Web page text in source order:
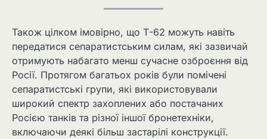
Також цілком імовірно, що Т-62 можуть навіть
передатися сепаратистським силам, які зазвичай
отримують набагато менш сучасне озброєння від
Росії. Протягом багатьох років були помічені
сепаратистські групи, які використовували
широкий спектр захоплених або постачаних
Росією танків та різної іншої бронетехніки,
включаючи деякі більш застарілі конструкції.